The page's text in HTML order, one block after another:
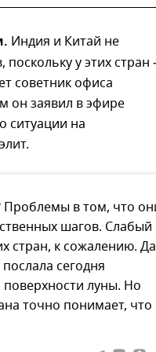
Индия и Китай не
у этих стран
советник офиса
он заявил в эфире
ситуации на
в том, что
шагов. Слабый
стран, к сожалению.
сегодня
луны. Но
точно понимает, что